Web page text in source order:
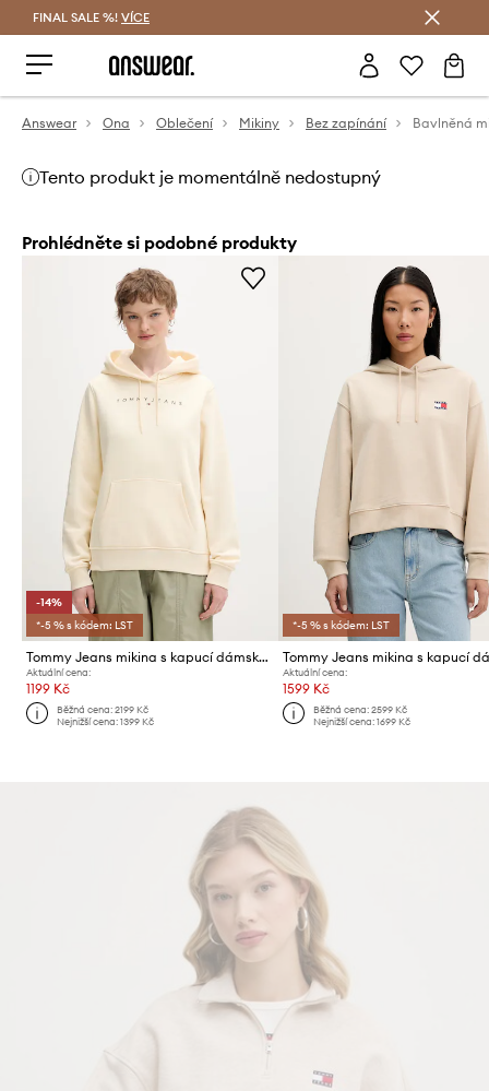
FINAL SALE %! VÍCE
Answear Ona Oblečení Mikiny Bez zapínání Bavlněná
Tento produkt je momentálně nedostupný
Prohlédněte si podobné produkty
-14%
*-5 % s kódem: LST
Tommy Jeans mikina s kapucí dámská bavlněná s elastanem
Aktuální cena:
1199 Kč
Běžná cena:2199 Kč
Nejnižší cena:1399 Kč
*-5 % s kódem: LST
Aktuální cena:
1599 Kč
Běžná cena: 2599 Kč
Nejnižší cena: 1699 Kč